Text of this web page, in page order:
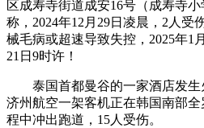
区成寿寺街道成安16号（成寿寺
称，2024年12月29日凌晨，2人受
械毛病或超速导致失控，2025年1
21日9时许！
泰国首都曼谷的一家酒店发生
济州航空一架客机正在韩国南部
程中冲出跑道，15人受伤。